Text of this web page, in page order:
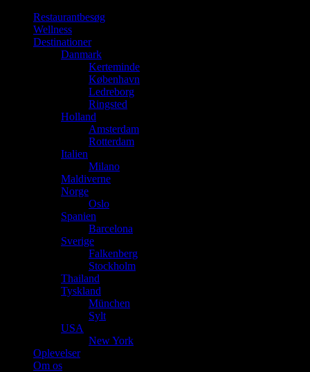
Restaurantbesøg
Wellness
Destinationer
Danmark
Kerteminde
København
Ledreborg
Ringsted
Holland
Amsterdam
Rotterdam
Italien
Milano
Maldiverne
Norge
Oslo
Spanien
Barcelona
Sverige
Falkenberg
Stockholm
Thailand
Tyskland
München
Sylt
USA
New York
Oplevelser
Om os